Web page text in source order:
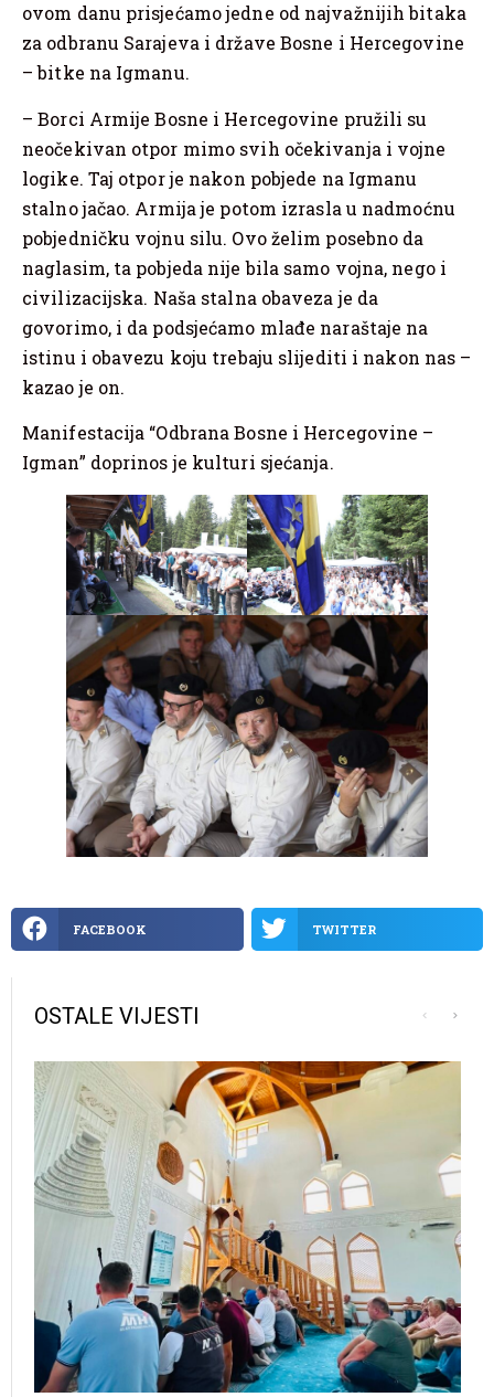
ovom danu prisjećamo jedne od najvažnijih bitaka
za odbranu Sarajeva i države Bosne i Hercegovine
– bitke na Igmanu.
– Borci Armije Bosne i Hercegovine pružili su
neočekivan otpor mimo svih očekivanja i vojne
logike. Taj otpor je nakon pobjede na Igmanu
stalno jačao. Armija je potom izrasla u nadmoćnu
pobjedničku vojnu silu. Ovo želim posebno da
naglasim, ta pobjeda nije bila samo vojna, nego i
civilizacijska. Naša stalna obaveza je da
govorimo, i da podsjećamo mlađe naraštaje na
istinu i obavezu koju trebaju slijediti i nakon nas –
kazao je on.
Manifestacija “Odbrana Bosne i Hercegovine –
Igman” doprinos je kulturi sjećanja.
FACEBOOK TWITTER
OSTALE VIJESTI